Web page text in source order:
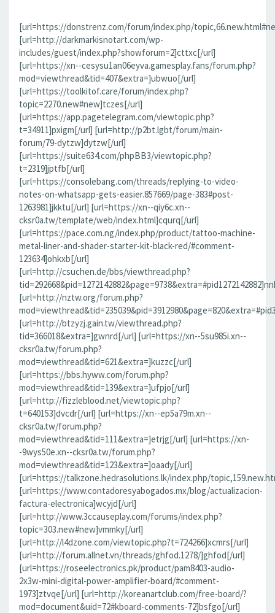
[url=https://donstrenz.com/forum/index.php/
[url=http://darkmarkisnotart.com/wp-
includes/guest/index.php?showforum=2]cttxc[/url]
[url=https://xn--cesysu1an06eyva.gamesplay.fans/forum.php?
mod=viewthread&tid=407&extra=]ubwuo[/url]
[url=https://toolkitof.care/forum/index.php?
topic=2270.new#new]tczes[/url]
[url=https://app.pagetelegram.com/viewtopic.php?
t=34911]pxigm[/url] [url=http://p2bt.lgbt/forum/main-
forum/79-dytzw]dytzw[/url]
[url=https://suite634.com/phpBB3/viewtopic.php?
t=2319]jptfb[/url]
[url=https://consolebang.com/threads/replying-to-video-
notes-on-whatsapp-gets-easier.857669/page-383#post-
1263981]jkktu[/url] [url=https://xn--qiy6c.xn--
cksr0a.tw/template/web/index.html]cqurq[/url]
[url=https://pace.com.ng/index.php/product/tattoo-machine-
metal-liner-and-shader-starter-kit-black-red/#comment-
123634]ohkxb[/url]
[url=http://csuchen.de/bbs/viewthread.php?
[url=http://nztw.org/forum.php?
[url=http://btzyzj.gain.tw/viewthread.php?
tid=366018&extra=]gwnrd[/url] [url=https://xn--5su985i.xn--
cksr0a.tw/forum.php?
mod=viewthread&tid=621&extra=]kuzzc[/url]
[url=https://bbs.hyww.com/forum.php?
mod=viewthread&tid=139&extra=]ufpjo[/url]
[url=http://fizzleblood.net/viewtopic.php?
t=640153]dvcdr[/url] [url=https://xn--ep5a79m.xn--
cksr0a.tw/forum.php?
mod=viewthread&tid=111&extra=]etrjg[/url] [url=https://xn-
-9wys50e.xn--cksr0a.tw/forum.php?
mod=viewthread&tid=123&extra=]oaady[/url]
[url=https://talkzone.hedrasolutions.lk/index.php/
[url=https://www.contadoresyabogados.mx/blog/actualizacion-
factura-electronica]wcyjd[/url]
[url=http://www.3ccauseplay.com/forums/index.php?
topic=303.new#new]vmmky[/url]
[url=http://l4dzone.com/viewtopic.php?t=724266]xcmrs[/url]
[url=http://forum.allnet.vn/threads/ghfod.1278/]ghfod[/url]
[url=https://roseelectronics.pk/product/pam8403-audio-
2x3w-mini-digital-power-amplifier-board/#comment-
1973]ztvqe[/url] [url=http://koreanartclub.com/free-board/?
mod=document&uid=72#kboard-comments-72]bsfgo[/url]